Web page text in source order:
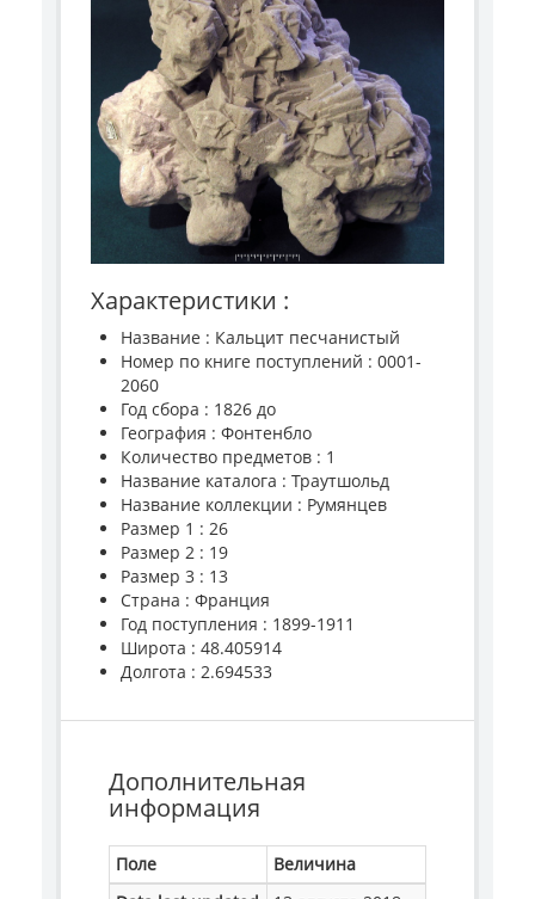
Характеристики :
Название : Кальцит песчанистый
Номер по книге поступлений : 0001-
2060
Год сбора : 1826 до
География : Фонтенбло
Количество предметов : 1
Название каталога : Траутшольд
Название коллекции : Румянцев
Размер 1 : 26
Размер 2 : 19
Размер 3 : 13
Страна : Франция
Год поступления : 1899-1911
Широта : 48.405914
Долгота : 2.694533
Дополнительная
информация
Поле
Величина